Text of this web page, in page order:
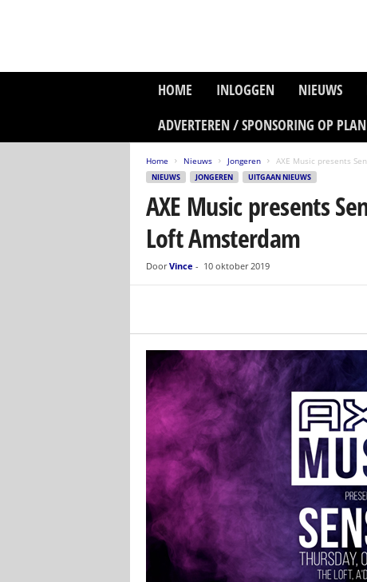
HOME INLOGGEN NIEUWS
ADVERTEREN / SPONSORING OP
Home Nieuws Jongeren AXE Music presents
NIEUWS JONGEREN UITGAAN NIEUWS
AXE Music presents
Loft Amsterdam
Door Vince - 10 oktober 2019